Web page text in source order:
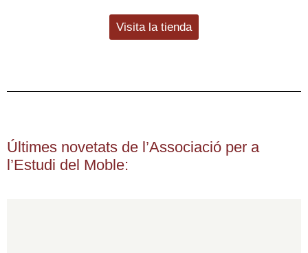
Visita la tienda
Últimes novetats de l’Associació per a
l’Estudi del Moble: